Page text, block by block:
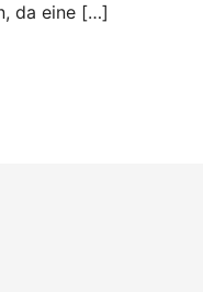
da eine […]